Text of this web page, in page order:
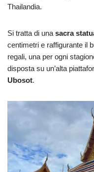
Thailandia.
Si tratta di una sacra
centimetri e raffigurante il
regali, una per ogni
disposta su un’alta
Ubosot.